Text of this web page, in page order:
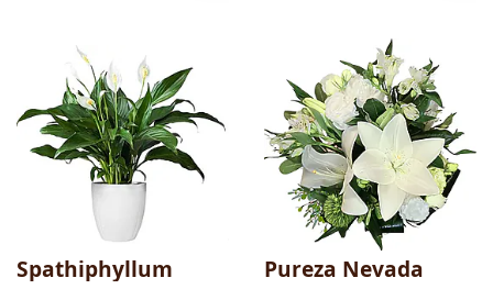
Spathiphyllum Pureza Nevada